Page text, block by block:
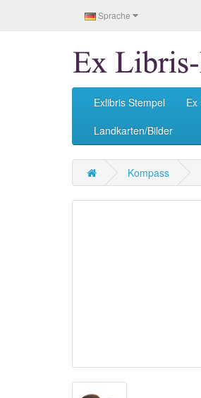
Sprache
Exlibris Stempel Ex
Landkarten/Bilder
Kompass